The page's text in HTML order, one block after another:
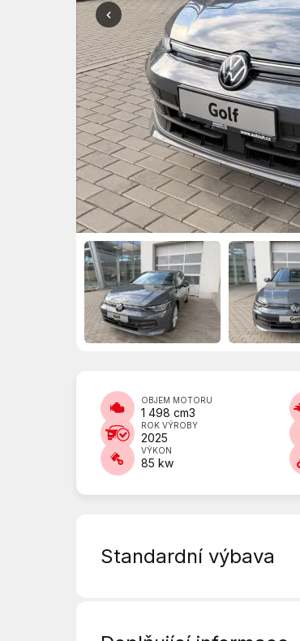
OBJEM MOTORU
1 498 cm3
ROK VÝROBY
2025
VÝKON
85 kw
Standardní výbava